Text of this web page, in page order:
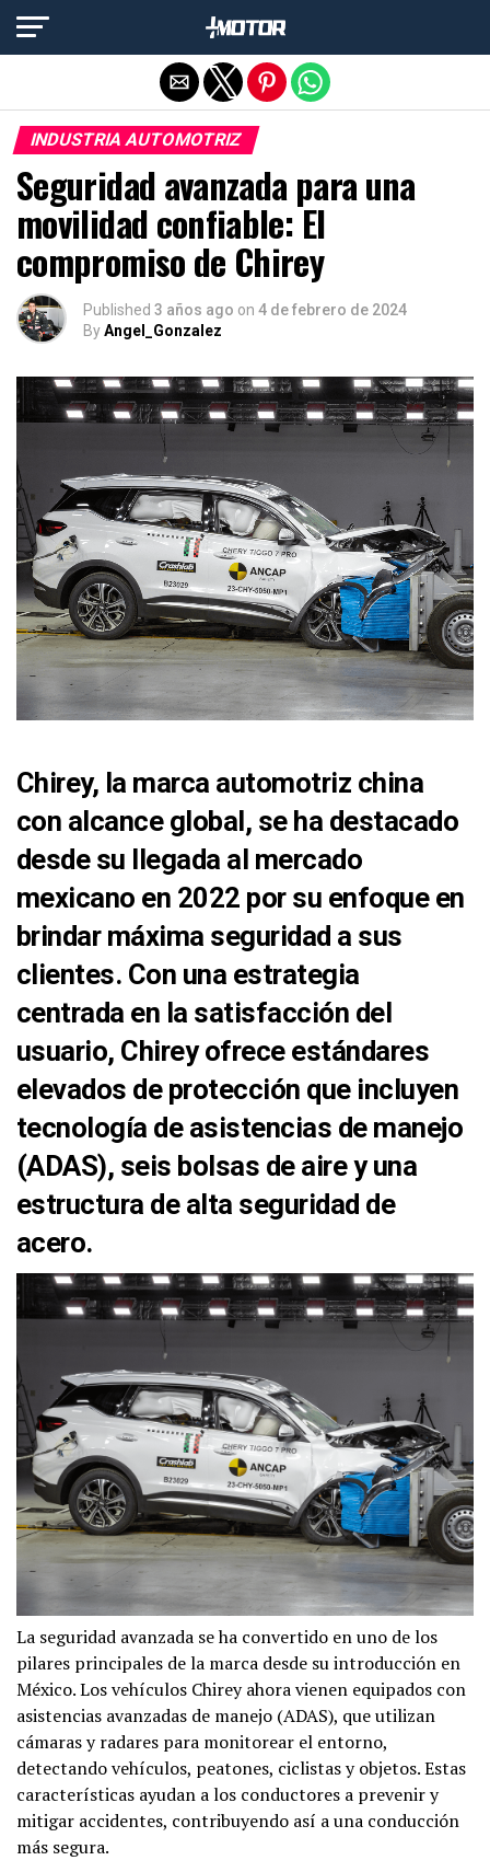
INDUSTRIA AUTOMOTRIZ
Seguridad avanzada para una
movilidad confiable: El
compromiso de Chirey
Published 3 años ago on 4 de febrero de 2024
ByAngel_Gonzalez
Chirey, la marca automotriz china
con alcance global, se ha destacado
desde su llegada al mercado
mexicano en 2022 por su enfoque en
brindar máxima seguridad a sus
clientes. Con una estrategia
centrada en la satisfacción del
usuario, Chirey ofrece estándares
elevados de protección que incluyen
tecnología de asistencias de manejo
(ADAS), seis bolsas de aire y una
estructura de alta seguridad de
acero.
La seguridad avanzada se ha convertido en uno de los
pilares principales de la marca desde su introducción en
México. Los vehículos Chirey ahora vienen equipados con
asistencias avanzadas de manejo (ADAS), que utilizan
cámaras y radares para monitorear el entorno,
detectando vehículos, peatones, ciclistas y objetos. Estas
características ayudan a los conductores a prevenir y
mitigar accidentes, contribuyendo así a una conducción
más segura.
Salir de la versión móvil